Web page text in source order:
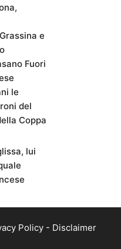
e
Fuori
le
del
Coppa
lui
Policy - Disclaimer